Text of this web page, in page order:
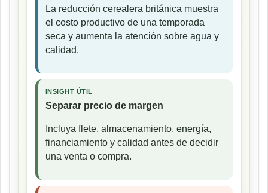
La reducción cerealera británica muestra
el costo productivo de una temporada
seca y aumenta la atención sobre agua y
calidad.
INSIGHT ÚTIL
Separar precio de margen
Incluya flete, almacenamiento, energía,
financiamiento y calidad antes de decidir
una venta o compra.